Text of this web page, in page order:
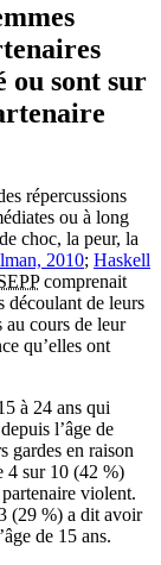
ou sont sur
répercussions
ou à long
choc, la peur, la
2010; Haskell
comprenait
découlant de leurs
au cours de leur
qu’elles ont
à 24 ans qui
l’âge de
gardes en raison
4 sur 10 (42 %)
violent.
(29 %) a dit avoir
de 15 ans.